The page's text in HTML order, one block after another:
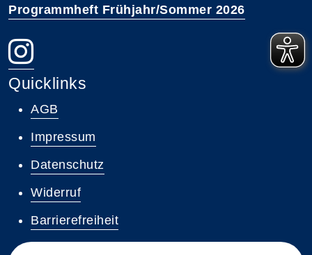
Programmheft Frühjahr/Sommer 2026
Quicklinks
AGB
Impressum
Datenschutz
Widerruf
Barrierefreiheit